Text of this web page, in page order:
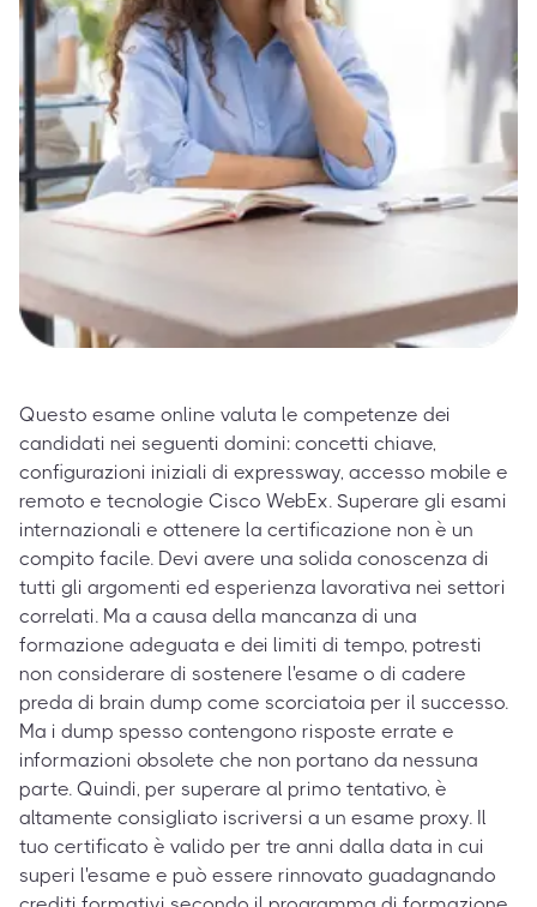
Questo esame online valuta le competenze dei
candidati nei seguenti domini: concetti chiave,
configurazioni iniziali di expressway, accesso mobile e
remoto e tecnologie Cisco WebEx. Superare gli esami
internazionali e ottenere la certificazione non è un
compito facile. Devi avere una solida conoscenza di
tutti gli argomenti ed esperienza lavorativa nei settori
correlati. Ma a causa della mancanza di una
formazione adeguata e dei limiti di tempo, potresti
non considerare di sostenere l'esame o di cadere
preda di brain dump come scorciatoia per il successo.
Ma i dump spesso contengono risposte errate e
informazioni obsolete che non portano da nessuna
parte. Quindi, per superare al primo tentativo, è
altamente consigliato iscriversi a un esame proxy. Il
tuo certificato è valido per tre anni dalla data in cui
superi l'esame e può essere rinnovato guadagnando